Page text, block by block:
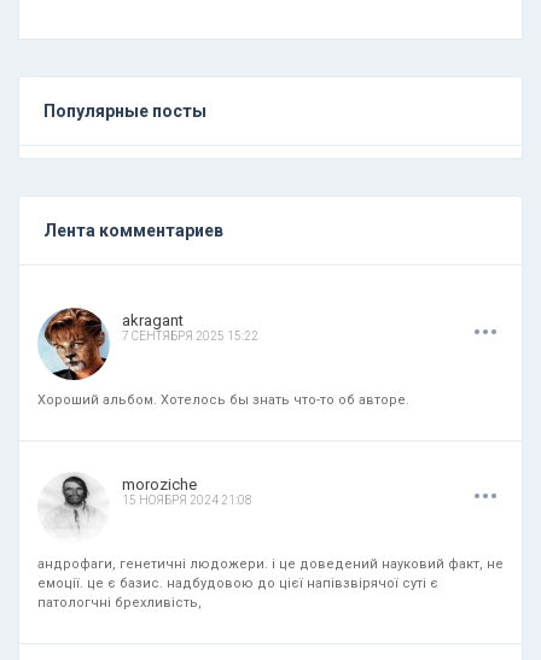
Популярные посты
Лента комментариев
akragant
7 СЕНТЯБРЯ 2025 15:22 ...
Хороший альбом. Хотелось бы знать что-то об авторе.
moroziche
15 НОЯБРЯ 2024 21:08 ...
андрофаги, генетичні людожери. і це доведений науковий факт, не
емоції. це є базис. надбудовою до цієї напівзвірячої суті є
патологчні брехливість,